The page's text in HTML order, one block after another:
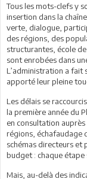
Tous les mots-clefs y
insertion dans la
verte, dialogue,
des régions, des
structurantes, école
sont enrobées dans
L’administration a fait
apporté leur pleine
Les délais se
la première année du
en consultation
régions, échafaudage
schémas directeurs et
budget : chaque étape
Mais, au-delà des